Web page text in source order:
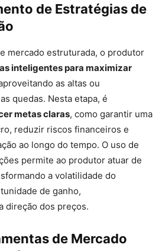
de Estratégias de
mercado estruturada, o produtor
inteligentes para maximizar
as altas ou
quedas. Nesta etapa, é
metas claras, como garantir uma
reduzir riscos financeiros e
ao longo do tempo. O uso de
permite ao produtor atuar de
a volatilidade do
de ganho,
direção dos preços.
de Mercado